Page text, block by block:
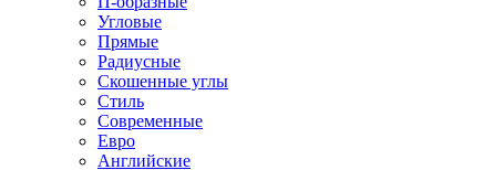
Угловые
Прямые
Радиусные
Скошенные углы
Стиль
Современные
Евро
Английские